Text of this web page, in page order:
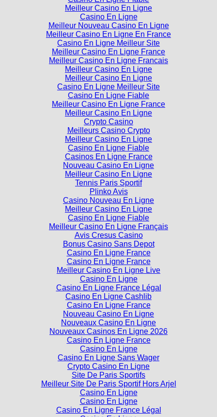
Meilleur Casino En Ligne
Casino En Ligne
Meilleur Nouveau Casino En Ligne
Meilleur Casino En Ligne En France
Casino En Ligne Meilleur Site
Meilleur Casino En Ligne France
Meilleur Casino En Ligne Francais
Meilleur Casino En Ligne
Meilleur Casino En Ligne
Casino En Ligne Meilleur Site
Casino En Ligne Fiable
Meilleur Casino En Ligne France
Meilleur Casino En Ligne
Crypto Casino
Meilleurs Casino Crypto
Meilleur Casino En Ligne
Casino En Ligne Fiable
Casinos En Ligne France
Nouveau Casino En Ligne
Meilleur Casino En Ligne
Tennis Paris Sportif
Plinko Avis
Casino Nouveau En Ligne
Meilleur Casino En Ligne
Casino En Ligne Fiable
Meilleur Casino En Ligne Français
Avis Cresus Casino
Bonus Casino Sans Depot
Casino En Ligne France
Casino En Ligne France
Meilleur Casino En Ligne Live
Casino En Ligne
Casino En Ligne France Légal
Casino En Ligne Cashlib
Casino En Ligne France
Nouveau Casino En Ligne
Nouveaux Casino En Ligne
Nouveaux Casinos En Ligne 2026
Casino En Ligne France
Casino En Ligne
Casino En Ligne Sans Wager
Crypto Casino En Ligne
Site De Paris Sportifs
Meilleur Site De Paris Sportif Hors Arjel
Casino En Ligne
Casino En Ligne
Casino En Ligne France Légal